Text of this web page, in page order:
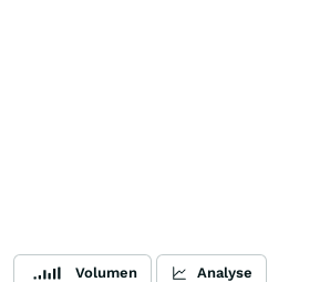
Volumen Analyse